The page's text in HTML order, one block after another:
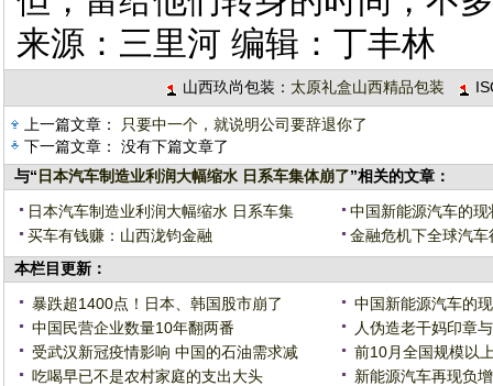
来源：三里河 编辑：丁丰林
山西玖尚包装： 太原礼盒山西精品包装
上一篇文章：
只要中一个，就说明公司要辞退你了
下一篇文章： 没有下篇文章了
与“ 日本汽车制造业利润大幅缩水 日系车集体崩了”相关的文章：
日本汽车制造业利润大幅缩水 日系车集
中国新能源汽车的现
买车有钱赚：山西泷钧金融
金融危机下全球汽
本栏目更新：
暴跌超1400点！日本、韩国股市崩了
中国新能源汽车的
中国民营企业数量10年翻两番
人伪造老干妈印章
受武汉新冠疫情影响 中国的石油需求减
前10月全国规模以
吃喝早已不是农村家庭的支出大头
新能源汽车再现负